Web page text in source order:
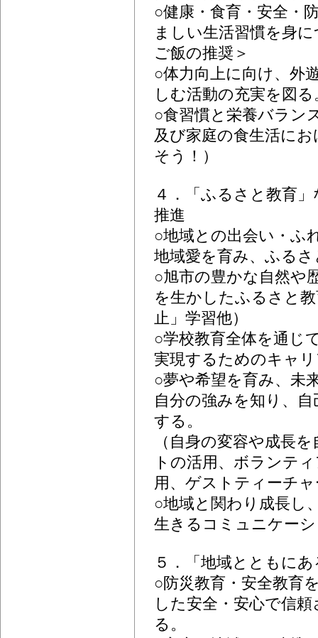
○健康・食育・安全・
ましい生活習慣を身
ご飯の推奨＞
○体力向上に向け、外
しむ活動の充実を図る
○食習慣と栄養バラン
及び家庭の食生活に
そう！）
４．「ふるさと教育
推進
○地域との出会い・ふ
地域愛を育み、ふる
○旭市の豊かな自然や
を生かしたふるさと
止」学習他）
○学校教育全体を通じ
実現するためのキャ
○夢や希望を育み、未
自分の強みを知り、
する。
（自身の変容や成長
トの活用、ボランテ
用、ゲストティーチ
○地域と関わり成長し
生きるコミュニケー
５．「地域とともに
○防災教育・安全教育
した安全・安心で信
る。